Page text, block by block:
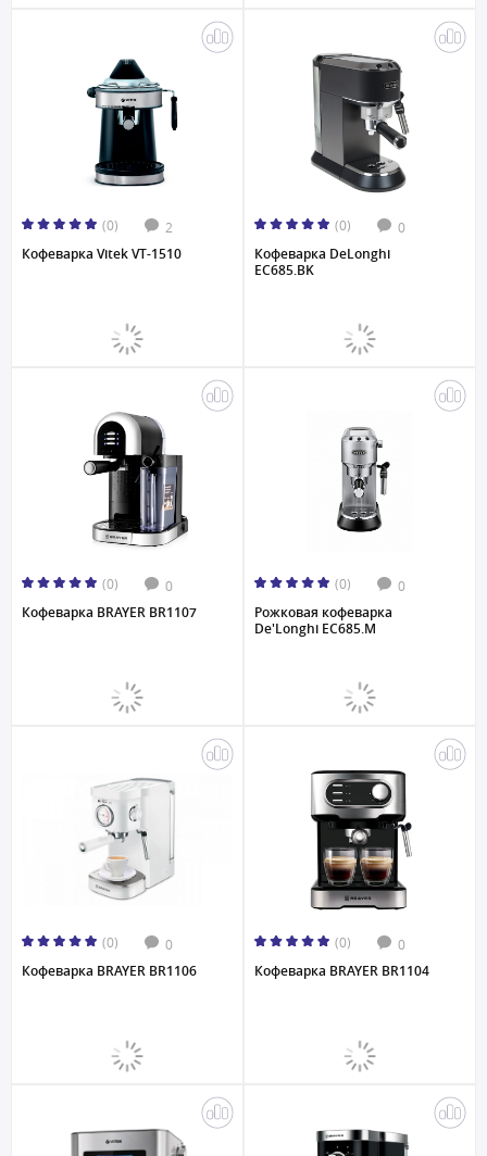
(0) 2
Кофеварка Vitek VT-1510
(0) 0
Кофеварка DeLonghi
EC685.BK
(0) 0
Кофеварка BRAYER BR1107
(0) 0
Рожковая кофеварка
De'Longhi EC685.M
(0) 0
Кофеварка BRAYER BR1106
(0) 0
Кофеварка BRAYER BR1104